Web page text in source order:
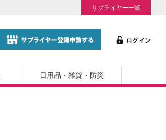
サプライヤー一覧
日用品・雑貨・防災